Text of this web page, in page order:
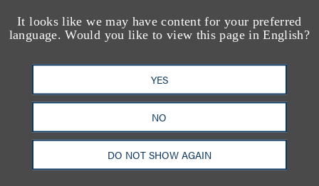
It looks like we may have content for your preferred
language. Would you like to view this page in English?
YES
NO
DO NOT SHOW AGAIN
芝加哥
华盛顿特区
旧金山 泰森斯
代表处
香港
Facebook X
联系我们
隐私政策 使用条款 订阅中心